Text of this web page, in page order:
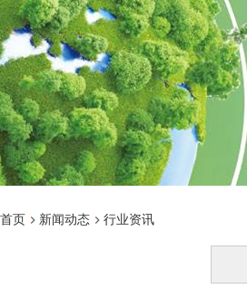
首页 新闻动态 行业资讯